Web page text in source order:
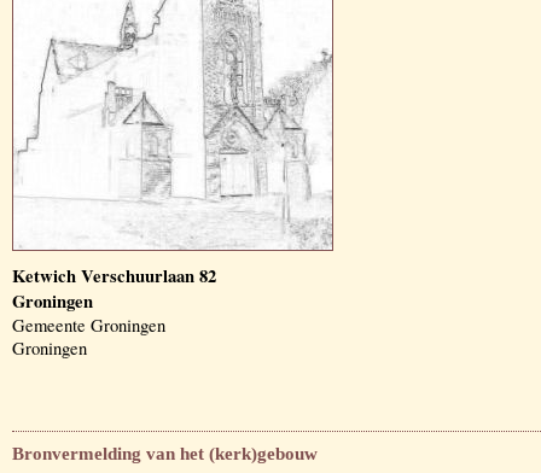
Ketwich Verschuurlaan 82
Groningen
Gemeente Groningen
Groningen
Bronvermelding van het (kerk)gebouw